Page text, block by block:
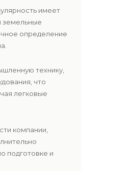
имеет
земельные
определение
технику,
что
легковые
компании,
подготовке и